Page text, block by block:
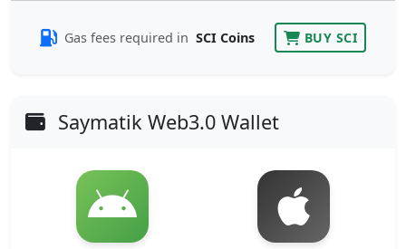
Gas fees required in SCI Coins BUY SCI
Saymatik Web3.0 Wallet